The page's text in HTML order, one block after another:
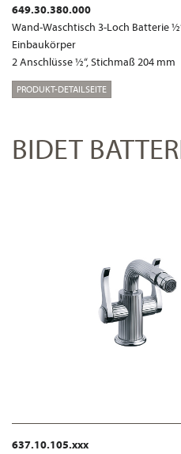
649.30.380.000
Wand-Waschtisch 3-Loch Batterie
Einbaukörper
2 Anschlüsse ½“, Stichmaß 204 mm
PRODUKT-DETAILSEITE
BIDET
637.10.105.xxx